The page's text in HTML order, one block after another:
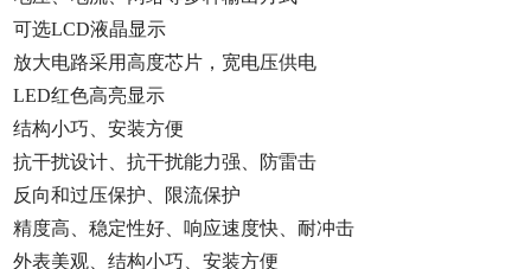
可选LCD液晶显示
放大电路采用高度芯片，宽电压供电
LED红色高亮显示
结构小巧、安装方便
抗干扰设计、抗干扰能力强、防雷击
反向和过压保护、限流保护
精度高、稳定性好、响应速度快、耐冲击
外表美观、结构小巧、安装方便